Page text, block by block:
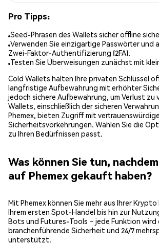
Pro Tipps:
Seed-Phrasen des Wallets sicher offline
Verwenden Sie einzigartige Passwörter und
Zwei-Faktor-Authentifizierung (2FA).
Testen Sie Überweisungen zunächst mit
Cold Wallets halten Ihre privaten Schlüssel
langfristige Aufbewahrung mit erhöhter
jedoch sichere Aufbewahrung, um Verlust zu
Wallets, einschließlich der sicheren
Phemex, bieten Zugriff mit
Sicherheitsvorkehrungen. Wählen Sie die
zu Ihren Bedürfnissen passt.
Was können Sie tun,
auf Phemex gekauft haben?
Mit Phemex können Sie mehr aus Ihrer
Ihrem ersten Spot-Handel bis hin zur
Bots und Futures-Tools – jede Funktion wird
branchenführende Sicherheit und 24/7
unterstützt.